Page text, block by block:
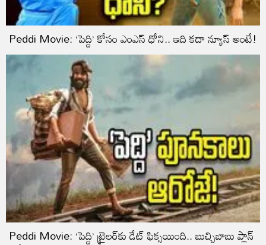
Peddi Movie: ‘పెద్ది’ కోసం ఎంఎస్ ధోని.. ఇది కదా న్యూస్ అంటే!
Peddi Movie: ‘పెద్ది’ ట్రైలర్‌కు డేట్ ఫిక్సయింది.. బుచ్చిబాబు ప్లాన్